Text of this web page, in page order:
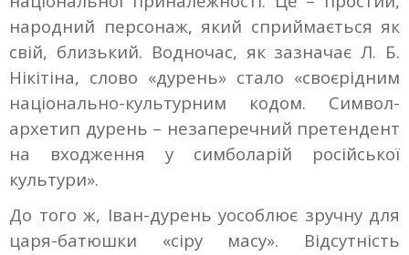
народний персонаж, який сприймається як
свій, близький. Водночас, як зазначає Л. Б.
Нікітіна, слово «дурень» стало «своєрідним
національно-культурним кодом. Символ-
архетип дурень – незаперечний претендент
на входження у симболарій російської
культури».
До того ж, Іван-дурень уособлює зручну для
царя-батюшки «сіру масу». Відсутність